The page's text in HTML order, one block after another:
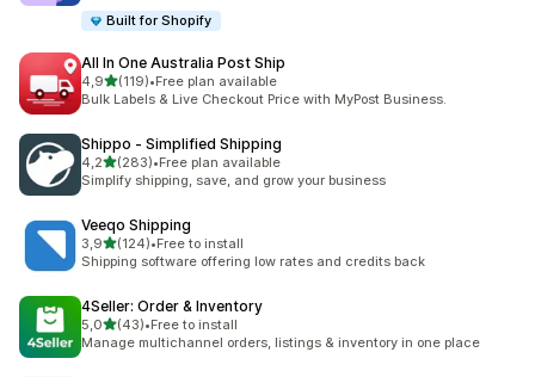
Built for Shopify
All In One Australia Post Ship
4,9de 5 estrelas
(119)
119 total de avaliações
•Free plan available
Bulk Labels & Live Checkout Price with MyPost Business.
Shippo ‑ Simplified Shipping
4,2de 5 estrelas
(283)
283 total de avaliações
•Free plan available
Simplify shipping, save, and grow your business
Veeqo Shipping
3,9de 5 estrelas
(124)
124 total de avaliações
•Free to install
Shipping software offering low rates and credits back
4Seller: Order & Inventory
5,0de 5 estrelas
(43)
43 total de avaliações
•Free to install
Manage multichannel orders, listings & inventory in one place